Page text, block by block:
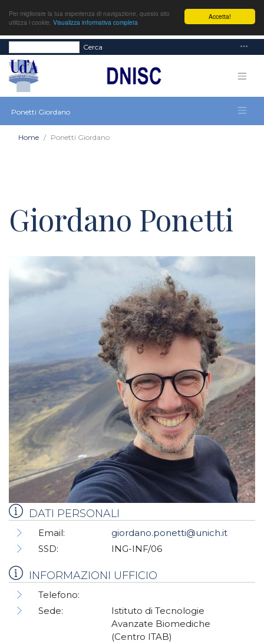
Accetta!
Per migliorare la tua esperienza di navigazione, questo sito
utilizza i cookie. Visualizza informativa completa
Cerca
Ponetti Giordano
Home Ponetti Giordano
Giordano Ponetti
DATI PERSONALI
Email:
giordano.ponetti@unich.it
SSD:
ING-INF/06
INFORMAZIONI UFFICIO
Telefono:
Sede:
Istituto di Tecnologie
Avanzate Biomediche
(Centro ITAB)